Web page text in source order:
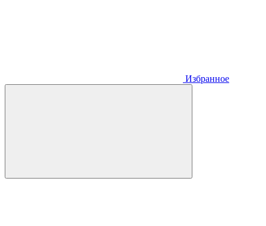
Избранное